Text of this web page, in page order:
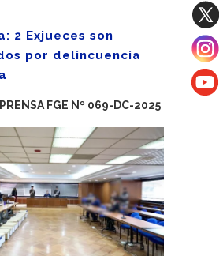
2 Exjueces son
por delincuencia
FGE Nº 069-DC-2025